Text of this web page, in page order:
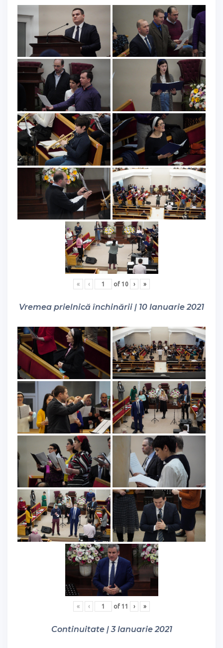
« ‹ of 10 › »
Vremea prielnică închinării | 10 Ianuarie 2021
« ‹ of 11 › »
Continuitate | 3 Ianuarie 2021